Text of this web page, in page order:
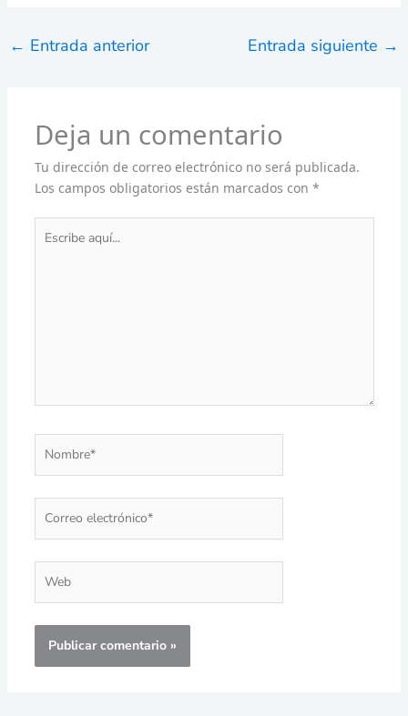
← Entrada anterior Entrada siguiente →
Deja un comentario
Tu dirección de correo electrónico no será publicada.
Los campos obligatorios están marcados con *
aquí...
electrónico*